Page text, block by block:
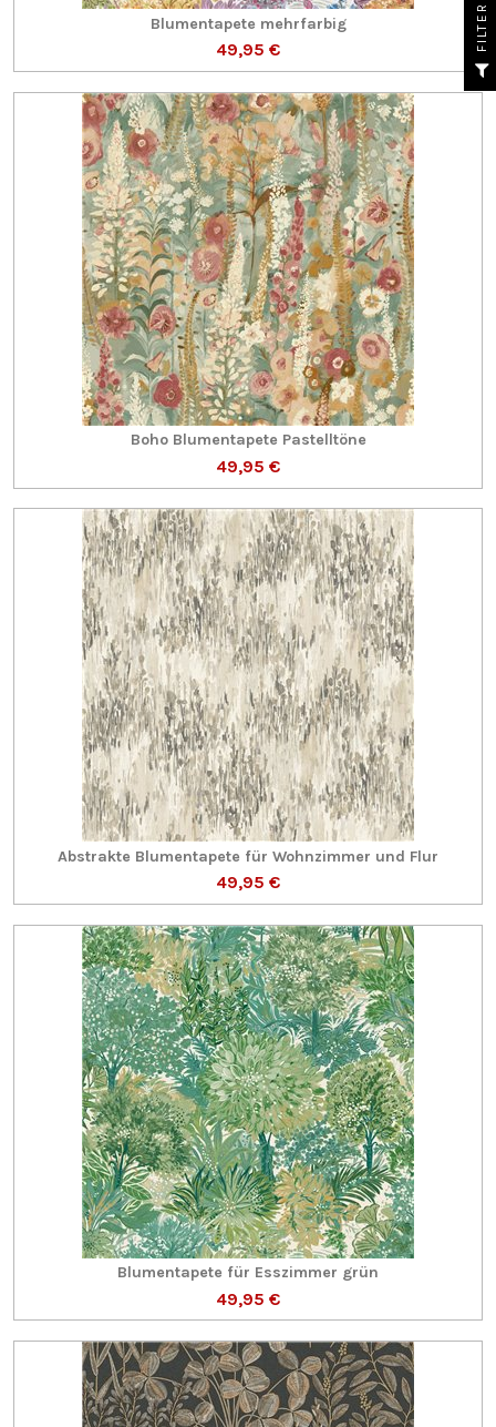
Blumentapete mehrfarbig
49,95 €
Boho Blumentapete Pastelltöne
49,95 €
Abstrakte Blumentapete für Wohnzimmer und Flur
49,95 €
Blumentapete für Esszimmer grün
49,95 €
R